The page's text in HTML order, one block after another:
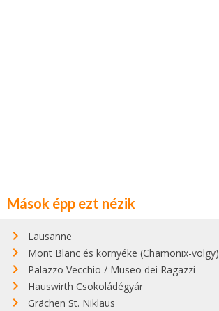
Mások épp ezt nézik
Lausanne
Mont Blanc és környéke (Chamonix-völgy)
Palazzo Vecchio / Museo dei Ragazzi
Hauswirth Csokoládégyár
Grächen St. Niklaus